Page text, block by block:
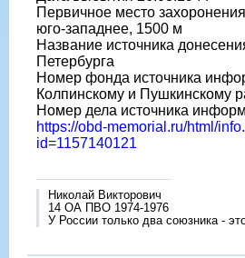
Первичное место
юго-западнее, 1500 м
Название источника
Петербурга
Номер фонда источника
Колпинскому и Пушкинскому
Номер дела источника
https://obd-memorial.ru/html/
id=1157140121
Николай Викторович
14 ОА ПВО 1974-1976
У России только два союзника -